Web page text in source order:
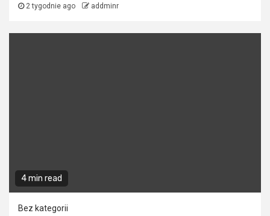
2 tygodnie ago addminr
4 min read
Bez kategorii